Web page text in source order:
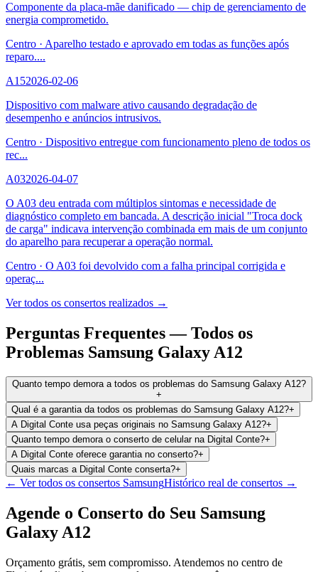
Componente da placa-mãe danificado — chip de gerenciamento de
energia comprometido.
Centro · Aparelho testado e aprovado em todas as funções após
reparo....
A152026-02-06
Dispositivo com malware ativo causando degradação de
desempenho e anúncios intrusivos.
Centro · Dispositivo entregue com funcionamento pleno de todos os
rec...
A032026-04-07
O A03 deu entrada com múltiplos sintomas e necessidade de
diagnóstico completo em bancada. A descrição inicial "Troca dock
de carga" indicava intervenção combinada em mais de um conjunto
do aparelho para recuperar a operação normal.
Centro · O A03 foi devolvido com a falha principal corrigida e
operaç...
Ver todos os consertos realizados →
Perguntas Frequentes —Todos os
Problemas Samsung Galaxy A12
Quanto tempo demora a todos os problemas do Samsung Galaxy A12?
+
Qual é a garantia da todos os problemas do Samsung Galaxy A12?+
A Digital Conte usa peças originais no Samsung Galaxy A12?+
Quanto tempo demora o conserto de celular na Digital Conte?+
A Digital Conte oferece garantia no conserto?+
Quais marcas a Digital Conte conserta?+
← Ver todos os consertos SamsungHistórico real de consertos →
Agende o Conserto do Seu Samsung
Galaxy A12
Orçamento grátis, sem compromisso. Atendemos no centro de